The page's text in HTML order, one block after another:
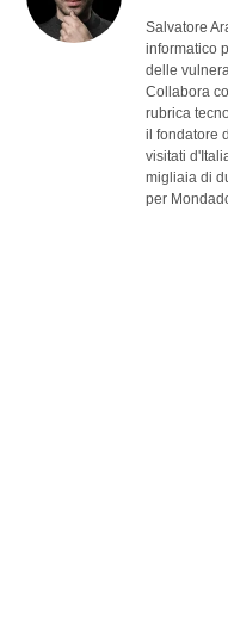
Salvatore
informatico
delle
Collabora
rubrica
il fondatore
visitati
migliaia di
per